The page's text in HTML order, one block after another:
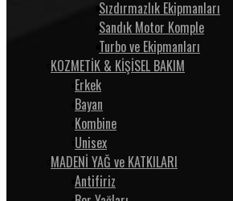
Sızdırmazlık Ekipmanları
Sandık Motor Komple
Turbo ve Ekipmanları
KOZMETİK & KİŞİSEL BAKIM
Erkek
Bayan
Kombine
Unisex
MADENİ YAĞ ve KATKILARI
Antifiriz